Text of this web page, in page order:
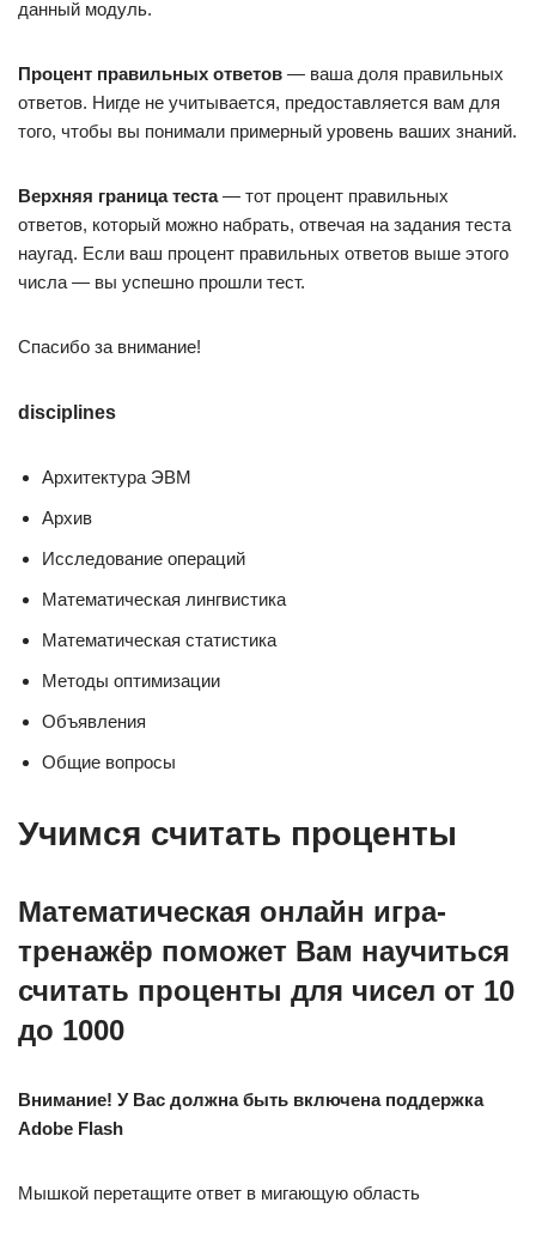
данный модуль.
Процент правильных ответов — ваша доля правильных
ответов. Нигде не учитывается, предоставляется вам для
того, чтобы вы понимали примерный уровень ваших знаний.
Верхняя граница теста— тот процент правильных
ответов, который можно набрать, отвечая на задания теста
наугад. Если ваш процент правильных ответов выше этого
числа — вы успешно прошли тест.
Спасибо за внимание!
disciplines
Архитектура ЭВМ
Архив
Исследование операций
Математическая лингвистика
Математическая статистика
Методы оптимизации
Объявления
Общие вопросы
Учимся считать проценты
Математическая онлайн игра-
тренажёр поможет Вам научиться
считать проценты для чисел от 10
до 1000
Внимание! У Вас должна быть включена поддержка
Adobe Flash
Мышкой перетащите ответ в мигающую область